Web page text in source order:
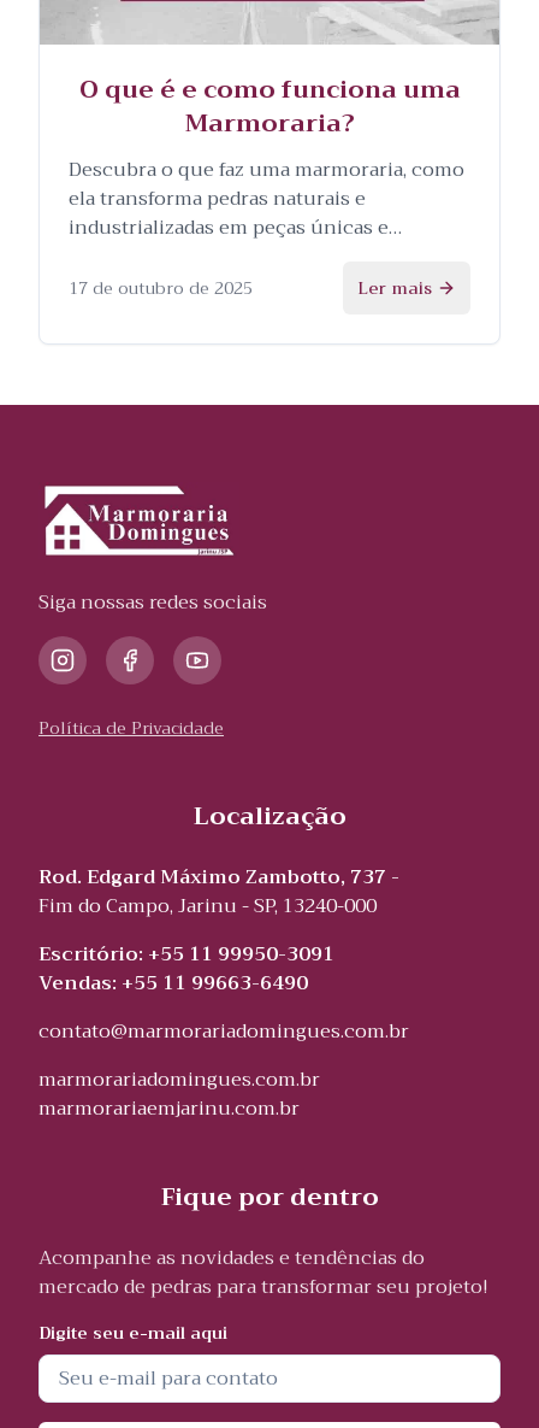
O que é e como funciona uma
Marmoraria?
Descubra o que faz uma marmoraria, como
ela transforma pedras naturais e
industrializadas em peças únicas e
processo.
17 de outubro de 2025 Ler mais
Siga nossas redes sociais
Política de Privacidade
Localização
Rod. Edgard Máximo Zambotto, 737 -
Fim do Campo, Jarinu - SP, 13240-000
Escritório: +55 11 99950-3091
Vendas: +55 11 99663-6490
contato@marmorariadomingues.com.br
marmorariadomingues.com.br
marmorariaemjarinu.com.br
Fique por dentro
Acompanhe as novidades e tendências do
mercado de pedras para transformar seu projeto!
Digite seu e-mail aqui